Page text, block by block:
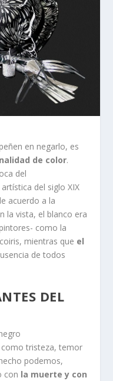
en negarlo, es
de color.
del
del siglo XIX
acuerdo a la
la vista, el blanco era
como la
mientras que el
de todos
DEL
tristeza, temor
podemos,
con la muerte y con